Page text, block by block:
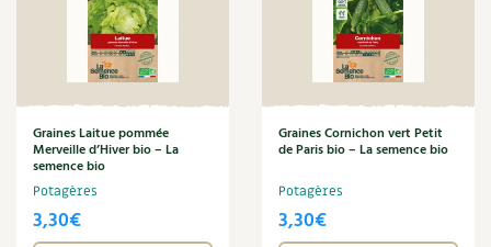
Graines Laitue pommée
Merveille d’Hiver bio – La
semence bio
Potagères
3,30€
Graines Cornichon vert Petit
de Paris bio – La semence bio
Potagères
3,30€